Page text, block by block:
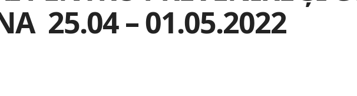
25.04 – 01.05.2022